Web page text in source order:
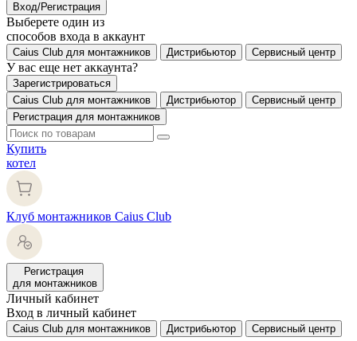
Вход/Регистрация
Выберете один из
способов входа в аккаунт
Caius Club для монтажников Дистрибьютор Сервисный центр
У вас еще нет аккаунта?
Зарегистрироваться
Caius Club для монтажников
Дистрибьютор
Сервисный центр
Регистрация для монтажников
Купить
котел
Клуб монтажников Caius Club
Регистрация
для монтажников
Личный кабинет
Вход в личный кабинет
Caius Club для монтажников Дистрибьютор Сервисный центр